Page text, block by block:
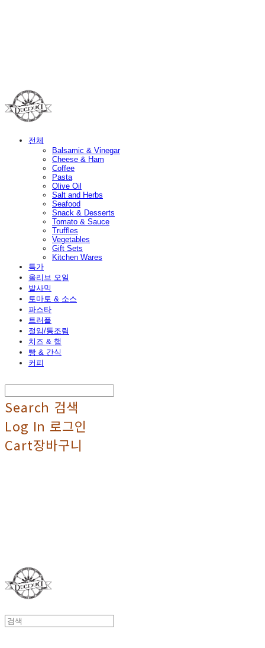
전체
Balsamic & Vinegar
Cheese & Ham
Coffee
Pasta
Olive Oil
Salt and Herbs
Seafood
Snack & Desserts
Tomato & Sauce
Truffles
Vegetables
Gift Sets
Kitchen Wares
특가
올리브 오일
발사믹
토마토 & 소스
파스타
트러플
절임/통조림
치즈 & 햄
빵 & 간식
커피
Search 검색
Log In 로그인
Cart장바구니